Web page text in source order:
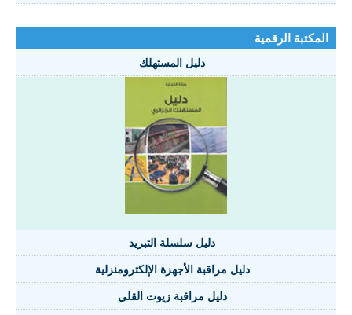
الرقمية
دليل المستهلك
دليل سلسلة التبريد
دليل مراقبة الأجهزة الإلكترومنزلية
دليل مراقبة زيوت القلي